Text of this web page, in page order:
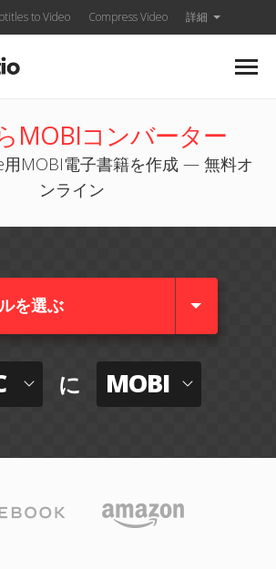
to Video Compress Video 詳細
MOBIコンバーター
用MOBI電子書籍を作成 — 無料オ
ンライン
を選ぶ
に MOBI